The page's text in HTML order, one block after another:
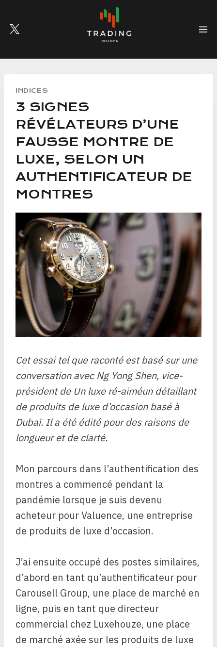
content
INDICES
3 SIGNES
RÉVÉLATEURS D’UNE
FAUSSE MONTRE DE
LUXE, SELON UN
AUTHENTIFICATEUR DE
MONTRES
Cet essai tel que raconté est basé sur une
conversation avec Ng Yong Shen, vice-
président de Un luxe ré-aiméun détaillant
de produits de luxe d’occasion basé à
Dubaï. Il a été édité pour des raisons de
longueur et de clarté.
Mon parcours dans l’authentification des
montres a commencé pendant la
pandémie lorsque je suis devenu
acheteur pour Valuence, une entreprise
de produits de luxe d’occasion.
J’ai ensuite occupé des postes similaires,
d’abord en tant qu’authentificateur pour
Carousell Group, une place de marché en
ligne, puis en tant que directeur
commercial chez Luxehouze, une place
de marché axée sur les produits de luxe